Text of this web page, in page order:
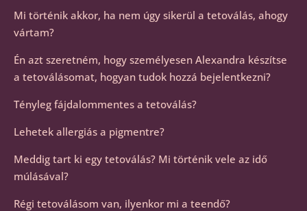
Mi történik akkor, ha nem úgy sikerül a tetoválás, ahogy
vártam?
Én azt szeretném, hogy személyesen Alexandra készítse
a tetoválásomat, hogyan tudok hozzá bejelentkezni?
Tényleg fájdalommentes a tetoválás?
Lehetek allergiás a pigmentre?
Meddig tart ki egy tetoválás? Mi történik vele az idő
múlásával?
Régi tetoválásom van, ilyenkor mi a teendő?